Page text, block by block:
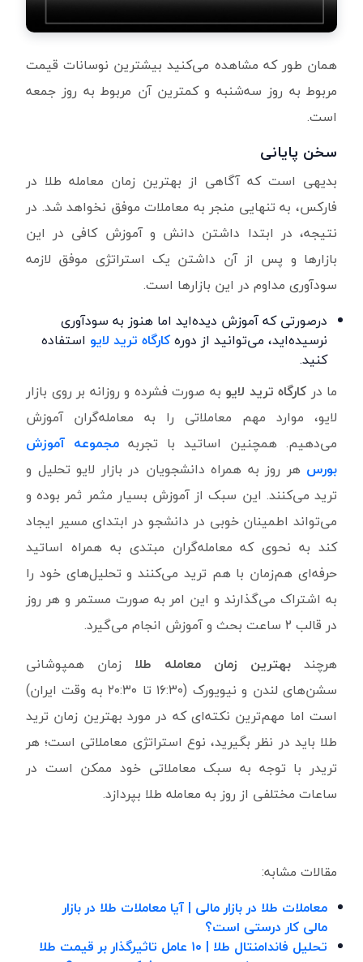
همان‌ طور که مشاهده می‌کنید بیشترین نوسانات قیمت
مربوط به‌ روز سه‌شنبه و کمترین آن مربوط به‌ روز جمعه
است.
سخن پایانی
بدیهی است که آگاهی از بهترین زمان معامله طلا در
فارکس، به تنهایی منجر به معاملات موفق نخواهد شد. در
نتیجه، در ابتدا داشتن دانش و آموزش کافی در این
بازارها و پس ‌از آن داشتن یک استراتژی موفق لازمه
سودآوری مداوم در این بازارها است.
درصورتی‌ که آموزش ‌دیده‌اید اما هنوز به سودآوری
نرسیده‌اید، می‌توانید از دورهکارگاه‌ ترید لایو استفاده
کنید.
ما در کارگاه ‌ترید لایو به ‌صورت فشرده و روزانه بر روی بازار
لایو، موارد مهم معاملاتی را به معامله‌گران آموزش
می‌دهیم. همچنین اساتید با تجربه مجموعه آموزش
بورس هر روز به همراه دانشجویان در بازار لایو تحلیل و
ترید می‌کنند. این سبک از آموزش بسیار مثمر ثمر بوده و
می‌تواند اطمینان خوبی در دانشجو در ابتدای مسیر ایجاد
کند به ‌نحوی ‌که معامله‌گران مبتدی به همراه اساتید
حرفه‌ای هم‌زمان با هم‌ ترید می‌کنند و تحلیل‌های خود را
به اشتراک می‌گذارند و این امر به‌ صورت مستمر و هر روز
در قالب ۲ ساعت بحث و آموزش انجام می‌گیرد.
هرچند بهترین زمان معامله طلا زمان همپوشانی
سشن‌های لندن و نیویورک (۱۶:۳۰ تا ۲۰:۳۰ به وقت ایران)
است اما مهم‌ترین نکته‌ای که در مورد بهترین زمان ‌ترید
طلا باید در نظر بگیرید، نوع استراتژی معاملاتی است؛ هر
تریدر با توجه به سبک معاملاتی خود ممکن است در
ساعات مختلفی از روز به معامله طلا بپردازد.
مقالات مشابه:
معاملات طلا در بازار مالی | آیا معاملات طلا در بازار
مالی کار درستی است؟
تحلیل فاندامنتال طلا | ۱۰ عامل تاثیرگذار بر قیمت طلا